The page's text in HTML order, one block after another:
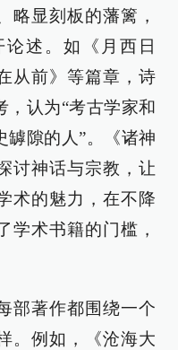
略显刻板的藩篱，
述。如《月西日
从前》等篇章，诗
认为“考古学家和
罅隙的人”。《诸神
讨神话与宗教，让
术的魅力，在不降
学术书籍的门槛，
部著作都围绕一个
。例如，《沧海大